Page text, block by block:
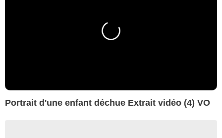
Portrait d'une enfant déchue Extrait vidéo (4) VO